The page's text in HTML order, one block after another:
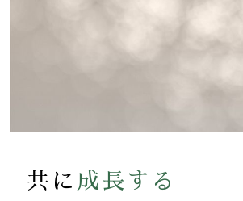
共に 成長する